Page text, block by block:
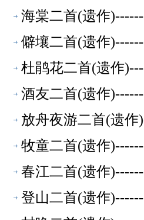
海棠二首(遗作
僻壤二首(遗作
杜鹃花二首(遗作
酒友二首(遗作
放舟夜游二首(遗作
牧童二首(遗作
春江二首(遗作
登山二首(遗作